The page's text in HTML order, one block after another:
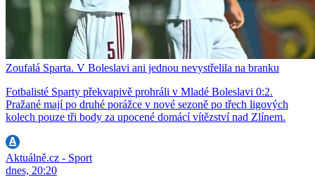
Zoufalá Sparta. V Boleslavi ani jednou nevystřelila na branku
Fotbalisté Sparty překvapivě prohráli v Mladé Boleslavi 0:2.
Pražané mají po druhé porážce v nové sezoně po třech ligových
kolech pouze tři body za upocené domácí vítězství nad Zlínem.
Aktuálně.cz - Sport
dnes, 20:20